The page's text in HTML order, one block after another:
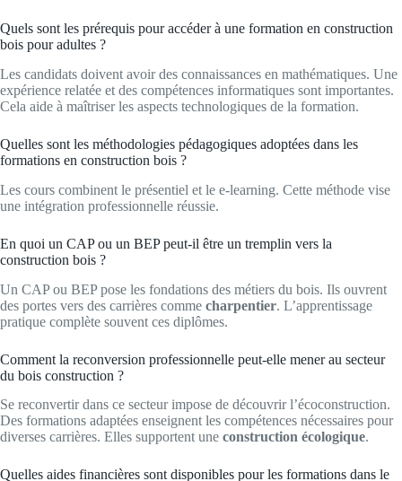
Quels sont les prérequis pour accéder à une formation en construction
bois pour adultes ?
Les candidats doivent avoir des connaissances en mathématiques. Une
expérience relatée et des compétences informatiques sont importantes.
Cela aide à maîtriser les aspects technologiques de la formation.
Quelles sont les méthodologies pédagogiques adoptées dans les
formations en construction bois ?
Les cours combinent le présentiel et le e-learning. Cette méthode vise
une intégration professionnelle réussie.
En quoi un CAP ou un BEP peut-il être un tremplin vers la
construction bois ?
Un CAP ou BEP pose les fondations des métiers du bois. Ils ouvrent
des portes vers des carrières comme charpentier. L’apprentissage
pratique complète souvent ces diplômes.
Comment la reconversion professionnelle peut-elle mener au secteur
du bois construction ?
Se reconvertir dans ce secteur impose de découvrir l’écoconstruction.
Des formations adaptées enseignent les compétences nécessaires pour
diverses carrières. Elles supportent une construction écologique.
Quelles aides financières sont disponibles pour les formations dans le